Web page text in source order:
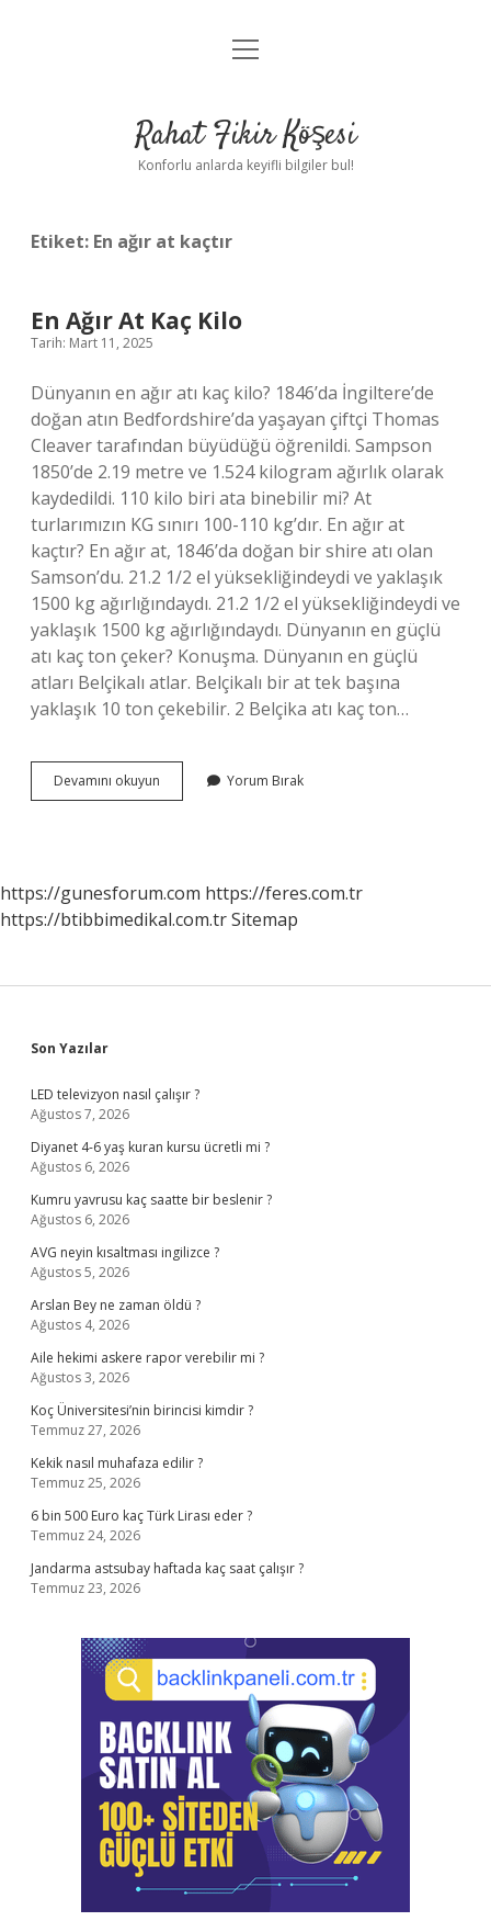
Anasayfa
Yasal Uyarı
menüyü
Rahat Fikir Köşesi
Konforlu anlarda keyifli bilgiler bul!
Etiket: En ağır at kaçtır
En Ağır At Kaç Kilo
Tarih: Mart 11, 2025
Dünyanın en ağır atı kaç kilo? 1846’da İngiltere’de
doğan atın Bedfordshire’da yaşayan çiftçi Thomas
Cleaver tarafından büyüdüğü öğrenildi. Sampson
1850’de 2.19 metre ve 1.524 kilogram ağırlık olarak
kaydedildi. 110 kilo biri ata binebilir mi? At
turlarımızın KG sınırı 100-110 kg’dır. En ağır at
kaçtır? En ağır at, 1846’da doğan bir shire atı olan
Samson’du. 21.2 1/2 el yüksekliğindeydi ve yaklaşık
1500 kg ağırlığındaydı. 21.2 1/2 el yüksekliğindeydi ve
yaklaşık 1500 kg ağırlığındaydı. Dünyanın en güçlü
atı kaç ton çeker? Konuşma. Dünyanın en güçlü
atları Belçikalı atlar. Belçikalı bir at tek başına
yaklaşık 10 ton çekebilir. 2 Belçika atı kaç ton…
Devamını okuyun
Ağır
Yorum Bırak
https://gunesforum.com https://feres.com.tr
https://btibbimedikal.com.trSitemap
Sidebar
Son Yazılar
LED televizyon nasıl çalışır ?
Ağustos 7, 2026
Diyanet 4-6 yaş kuran kursu ücretli mi ?
Ağustos 6, 2026
Kumru yavrusu kaç saatte bir beslenir ?
Ağustos 6, 2026
AVG neyin kısaltması ingilizce ?
Ağustos 5, 2026
Arslan Bey ne zaman öldü ?
Ağustos 4, 2026
Aile hekimi askere rapor verebilir mi ?
Ağustos 3, 2026
Koç Üniversitesi’nin birincisi kimdir ?
Temmuz 27, 2026
Kekik nasıl muhafaza edilir ?
Temmuz 25, 2026
6 bin 500 Euro kaç Türk Lirası eder ?
Temmuz 24, 2026
Jandarma astsubay haftada kaç saat çalışır ?
Temmuz 23, 2026